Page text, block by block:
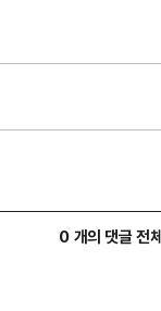
0 개의 댓글 전